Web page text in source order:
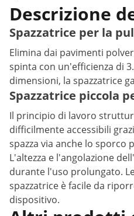
Descrizione
Spazzatrice per la
Elimina dai pavimenti
spinta con un'efficienza di
dimensioni, la spazzatrice
Spazzatrice piccola
Il principio di lavoro
difficilmente accessibili
spazza via anche lo sporco
L'altezza e l'angolazione
durante l'uso prolungato.
spazzatrice è facile da
dispositivo.